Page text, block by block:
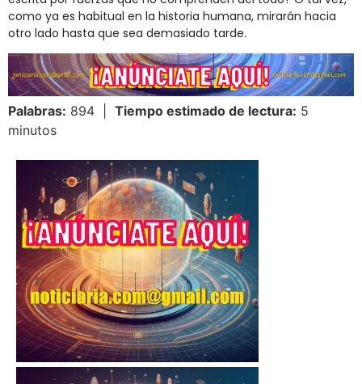
como ya es habitual en la historia humana, mirarán hacia
otro lado hasta que sea demasiado tarde.
Palabras: 894 | Tiempo estimado de lectura: 5
minutos